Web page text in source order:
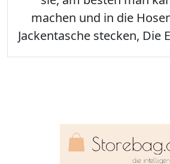
machen und in die
Jackentasche stecken, Die